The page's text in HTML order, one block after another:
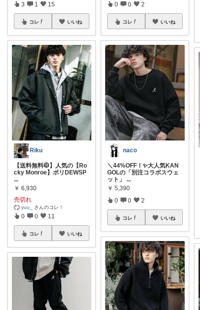
3 1 15
コレ いいね
Riku
【送料無料🧥】人気の【Ro
cky Monroe】ポリDEWSP
...
￥ 6,930
売切れ
yuu_ さんのコレ！
0 0 11
コレ いいね
0 0 2
コレ いいね
naco
＼44%OFF！✨大人気KAN
GOLの「別注コラボスウェ
ット」
...
￥ 5,390
0 0 2
コレ いいね